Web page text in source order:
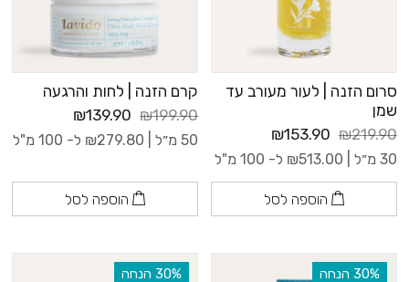
סרום הזנה | לעור מעורב עד
שמן
₪219.90
₪153.90
30 מ״ל | ₪513.00 ל- 100 מ"ל
הוספה לסל
קרם הזנה | לחות והרגעה
₪199.90
₪139.90
50 מ״ל | ₪279.80 ל- 100 מ"ל
הוספה לסל
‫30% הנחה ‫30% הנחה